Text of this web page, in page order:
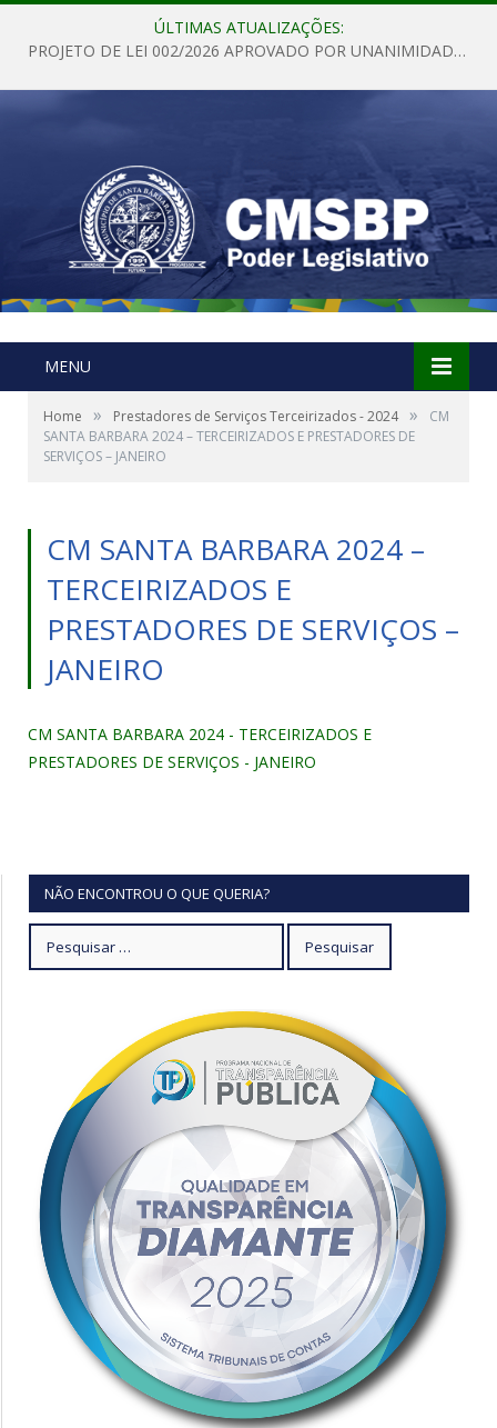
ÚLTIMAS ATUALIZAÇÕES:
PROJETO DE LEI 002/2026 APROVADO POR UNANIMIDADE EM SESSÃO ORDINÁRIA NESTA QUINTA – FEIRA 28 DE MAIO DE 2026
MENU
Home » Prestadores de Serviços Terceirizados - 2024 »
CM
SANTA BARBARA 2024 – TERCEIRIZADOS E PRESTADORES DE
SERVIÇOS – JANEIRO
CM SANTA BARBARA 2024 –
TERCEIRIZADOS E
PRESTADORES DE SERVIÇOS –
JANEIRO
CM SANTA BARBARA 2024 - TERCEIRIZADOS E
PRESTADORES DE SERVIÇOS - JANEIRO
NÃO ENCONTROU O QUE QUERIA?